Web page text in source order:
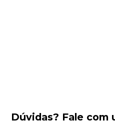
Dúvidas? Fale com